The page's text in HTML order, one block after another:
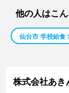
他の人はこ
仙台市 学校給食
株式会社あき